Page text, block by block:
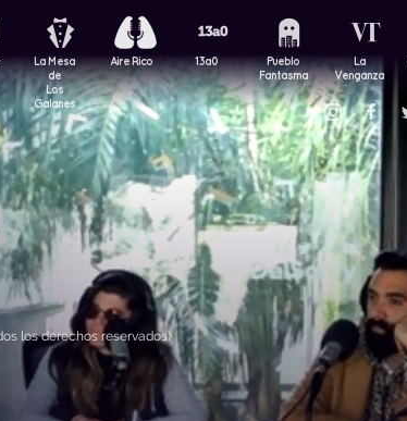
La Mesa
de
Los
Galanes
Aire Rico 13a0
Pueblo
Fantasma
La
Venganza
los derechos reservados)